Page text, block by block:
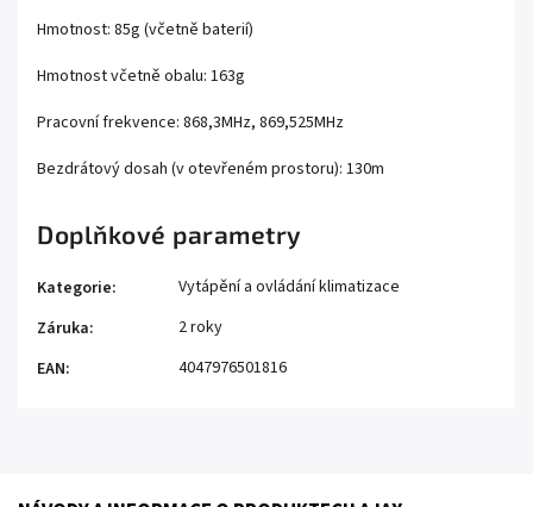
Hmotnost: 85g (včetně baterií)
Hmotnost včetně obalu: 163g
Pracovní frekvence: 868,3MHz, 869,525MHz
Bezdrátový dosah (v otevřeném prostoru): 130m
Doplňkové parametry
Kategorie:
Vytápění a ovládání klimatizace
Záruka:
2 roky
EAN: 4047976501816